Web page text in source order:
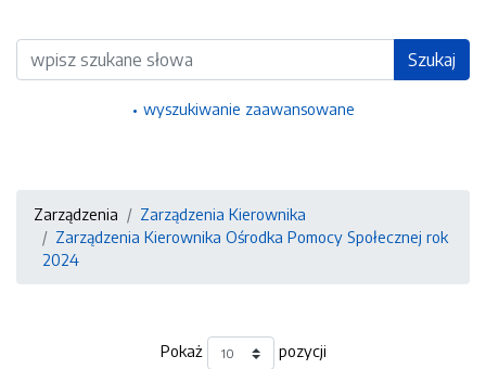
Wyszukiwarka Szukaj
wyszukiwanie zaawansowane
Zarządzenia
Zarządzenia Kierownika
Zarządzenia Kierownika Ośrodka Pomocy Społecznej rok
2024
Pokaż pozycji